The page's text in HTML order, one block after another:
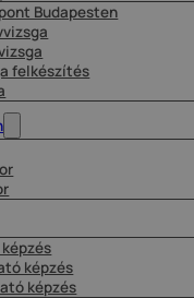
Budapesten
felkészítés
képzés
képzés